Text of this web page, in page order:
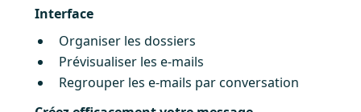
Interface
Organiser les dossiers
Prévisualiser les e-mails
Regrouper les e-mails par conversation